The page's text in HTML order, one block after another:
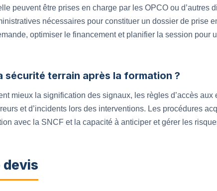
peuvent être prises en charge par les OPCO ou d’autres
nécessaires pour constituer un dossier de prise
optimiser le financement et planifier la session pour
sécurité terrain après la formation ?
mieux la signification des signaux, les règles d’accès aux
et d’incidents lors des interventions. Les procédures
avec la SNCF et la capacité à anticiper et gérer les
devis